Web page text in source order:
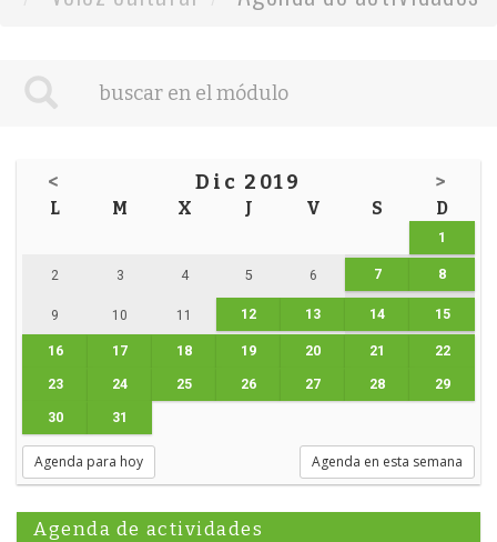
< Dic 2019 >
L M X J V S D
1
2 3 4 5 6 7 8
9 10 11 12 13 14 15
16 17 18 19 20 21 22
23 24 25 26 27 28 29
30 31
Agenda para hoy Agenda en esta semana
Agenda de actividades